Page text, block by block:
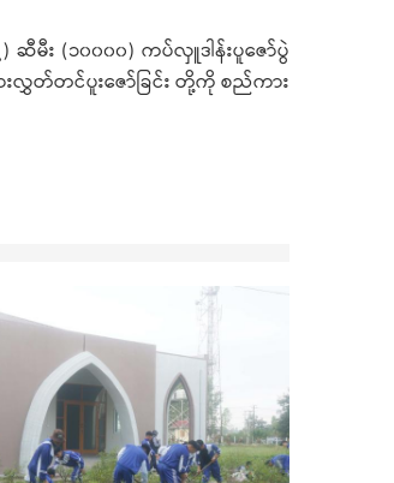
မီး (၁၀၀၀၀) ကပ်လှူဒါန်းပူဇော်ပွဲ
ားလွှတ်တင်ပူးဇော်ခြင်း တို့ကို စည်ကား